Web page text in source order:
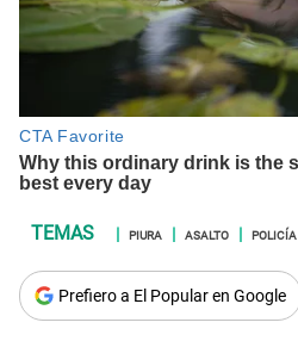
PIURA ASALTO POLICÍA
Prefiero a El Popular en Google